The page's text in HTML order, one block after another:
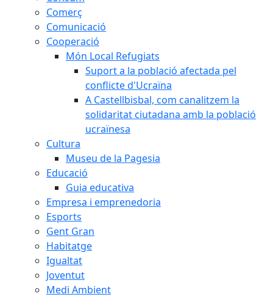
Comerç
Comunicació
Cooperació
Món Local Refugiats
Suport a la població afectada pel
conflicte d'Ucraïna
A Castellbisbal, com canalitzem la
solidaritat ciutadana amb la població
ucraïnesa
Cultura
Museu de la Pagesia
Educació
Guia educativa
Empresa i emprenedoria
Esports
Gent Gran
Habitatge
Igualtat
Joventut
Medi Ambient